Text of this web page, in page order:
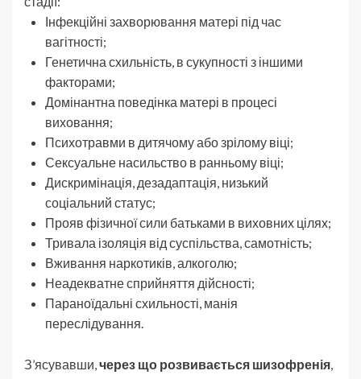
Інфекційні захворювання матері під час
вагітності;
Генетична схильність, в сукупності з іншими
факторами;
Домінантна поведінка матері в процесі
виховання;
Психотравми в дитячому або зрілому віці;
Сексуальне насильство в ранньому віці;
Дискримінація, дезадаптація, низький
соціальний статус;
Прояв фізичної сили батьками в виховних цілях;
Тривала ізоляція від суспільства, самотність;
Вживання наркотиків, алкоголю;
Неадекватне сприйняття дійсності;
Параноїдальні схильності, манія
переслідування.
З’ясувавши, через що розвивається шизофренія